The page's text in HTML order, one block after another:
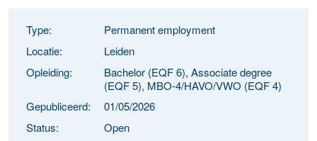
Type:
Permanent employment
Locatie:
Leiden
Opleiding:
Bachelor (EQF 6), Associate degree
(EQF 5), MBO-4/HAVO/VWO (EQF 4)
Gepubliceerd:
01/05/2026
Status:
Open